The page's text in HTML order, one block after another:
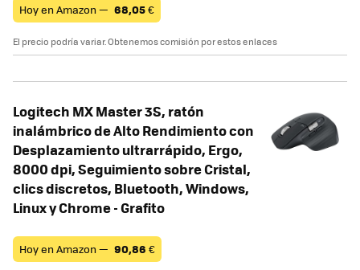
Hoy en Amazon — 68,05€
El precio podría variar. Obtenemos comisión por estos enlaces
Logitech MX Master 3S, ratón
inalámbrico de Alto Rendimiento con
Desplazamiento ultrarrápido, Ergo,
8000 dpi, Seguimiento sobre Cristal,
clics discretos, Bluetooth, Windows,
Linux y Chrome - Grafito
Hoy en Amazon — 90,86 €